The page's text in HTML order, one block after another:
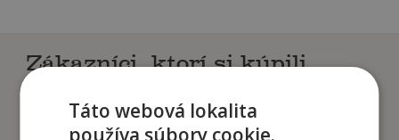
Zákazníci, ktorí si kúpili
Táto webová lokalita
používa súbory cookie.